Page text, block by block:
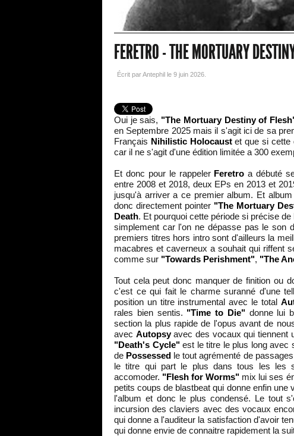
FERETRO - THE MORTUARY
Écrit par Antephil le 9 juin 2026
Oui je sais, "The Mortuary Destiny of
en Septembre 2025 mais il s'agit ici de sa
Français Nihilistic Holocaustet que si cette
car il ne s'agit d'une édition limitée a 300
Et donc pour le rappeler Feretro a débuté
entre 2008 et 2018, deux EPs en 2013 et
jusqu'à arriver a ce premier album. Et
donc directement pointer "The Mortuary
Death. Et pourquoi cette période si précise de
simplement car l'on ne dépasse pas le son
premiers titres hors intro sont d'ailleurs la
macabres et caverneux a souhait qui riffent
comme sur "Towards Perishment", "The
Tout cela peut donc manquer de finition ou
c'est ce qui fait le charme suranné d'une
position un titre instrumental avec le total
rales bien sentis. "Time to Die"donne lui
section la plus rapide de l'opus avant de
avec Autopsyavec des vocaux qui tiennent
"Death's Cycle"est le titre le plus long avec
de Possessed le tout agrémenté de
le titre qui part le plus dans tous les les
accomoder. "Flesh for Worms" mix lui ses
petits coups de blastbeat qui donne enfin une
l'album et donc le plus condensé. Le tout
incursion des claviers avec des vocaux
qui donne a l'auditeur la satisfaction d'avoir
qui donne envie de connaitre rapidement la